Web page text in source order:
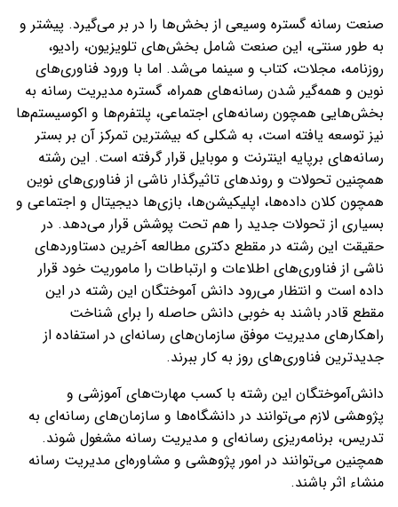
صنعت رسانه گستره وسیعی از بخش‌ها را در بر می‌گیرد. پیشتر و
به طور سنتی، این صنعت شامل بخش‌های تلویزیون، رادیو،
روزنامه، مجلات، کتاب و سینما می‌شد. اما با ورود فناوری‌های
نوین و همه‌گیر شدن رسانه‌های همراه، گستره مدیریت رسانه به
بخش‌هایی همچون رسانه‌های اجتماعی، پلتفرم‌ها و اکوسیستم‌ها
نیز توسعه یافته است، به شکلی که بیشترین تمرکز آن بر بستر
رسانه‌های برپایه اینترنت و موبایل قرار گرفته است. این رشته
همچنین تحولات و روندهای تاثیر‌گذار ناشی از فناوری‌های نوین
همچون کلان داده‌ها، اپلیکیشن‌ها، بازی‌ها دیجیتال و اجتماعی و
بسیاری از تحولات جدید را هم تحت پوشش قرار می‌دهد. در
حقیقت این رشته در مقطع دکتری مطالعه آخرین دستاوردهای
ناشی از فناوری‌های اطلاعات و ارتباطات را ماموریت خود قرار
داده است و انتظار می‌رود دانش‌ آموختگان این رشته در این
مقطع قادر باشند به خوبی دانش حاصله را برای شناخت
راهکارهای مدیریت موفق سازمان‌های رسانه‌‌ای در استفاده از
جدید‌ترین فناوری‌های روز به کار ببرند.
دانش‌آموختگان این رشته با کسب مهارت‌های آموزشی و
پژوهشی لازم می‌توانند در دانشگاه‌ها و سازمان‌های رسانه‌ای به
تدریس، برنامه‌ریزی رسانه‌‌ای و مدیریت رسانه مشغول شوند.
همچنین می‌توانند در امور پژوهشی و مشاوره‌ای مدیریت رسانه
منشاء اثر باشند.